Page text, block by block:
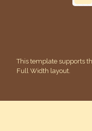
This template supports
Full Width layout.